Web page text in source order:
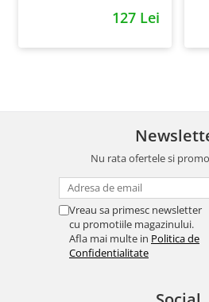
127 Lei
Nu rata ofertele si
Vreau sa primesc newsletter
cu promotiile magazinului.
Afla mai multe in Politica de
Confidentialitate